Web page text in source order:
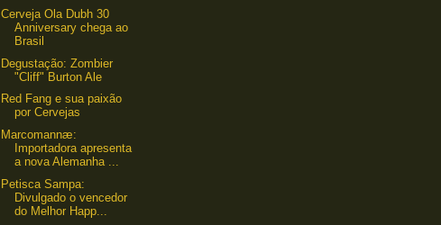
Cerveja Ola Dubh 30
Anniversary chega ao
Brasil
Degustação: Zombier
"Cliff" Burton Ale
Red Fang e sua paixão
por Cervejas
Marcomannæ:
Importadora apresenta
a nova Alemanha ...
Petisca Sampa:
Divulgado o vencedor
do Melhor Happ...